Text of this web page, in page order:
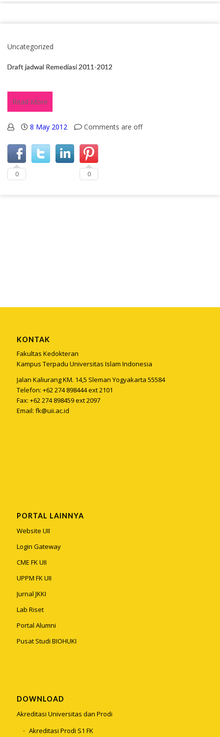
Uncategorized
Draft jadwal Remediasi 2011-2012
Read More
8 May 2012 Comments are off
0 0
KONTAK
Fakultas Kedokteran
Kampus Terpadu Universitas Islam Indonesia
Jalan Kaliurang KM. 14,5 Sleman Yogyakarta 55584
Telefon: +62 274 898444 ext 2101
Fax: +62 274 898459 ext 2097
Email: fk@uii.ac.id
PORTAL LAINNYA
Website UII
Login Gateway
CME FK UII
UPPM FK UII
Jurnal JKKI
Lab Riset
Portal Alumni
Pusat Studi BIOHUKI
DOWNLOAD
Akreditasi Universitas dan Prodi
Akreditasi Prodi S1 FK